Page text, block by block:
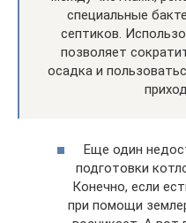
специальные
септиков.
позволяет
осадка и
Еще один
подготовки
Конечно, если
при помощи